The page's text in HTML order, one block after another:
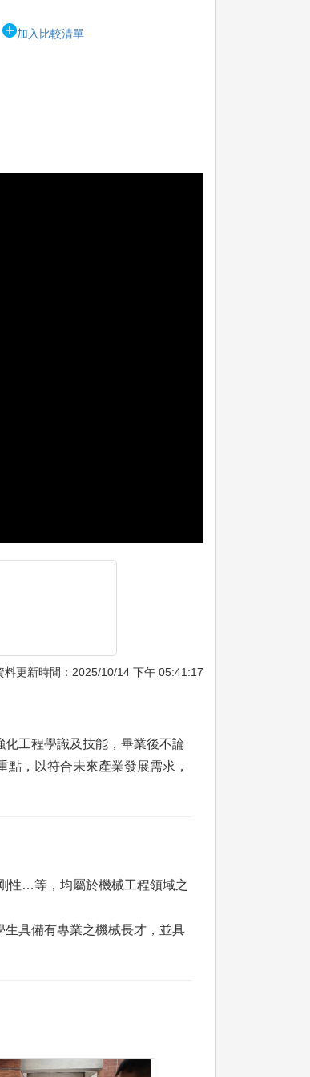
加入比較清單
料更新時間：2025/10/14 下午 05:41:17
工程學識及技能，畢業後不論
，以符合未來產業發展需求，
性…等，均屬於機械工程領域之
具備有專業之機械長才，並具